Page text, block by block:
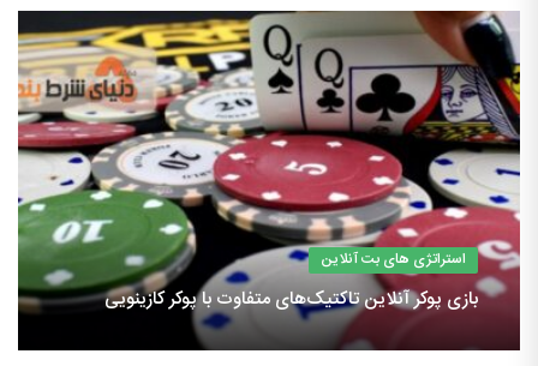
استراتژی های بت آنلاین
بازی پوکر آنلاین تاکتیک‌های متفاوت با پوکر کازینویی